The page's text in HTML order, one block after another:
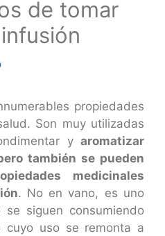
de tomar
propiedades
Son muy utilizadas
y aromatizar
también se pueden
medicinales
. No en vano, es uno
siguen consumiendo
cuyo uso se remonta a